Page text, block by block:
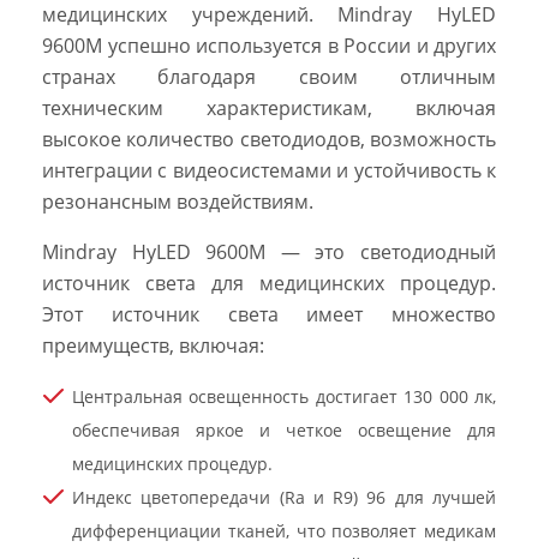
медицинских учреждений. Mindray HyLED
9600M успешно используется в России и других
странах благодаря своим отличным
техническим характеристикам, включая
высокое количество светодиодов, возможность
интеграции с видеосистемами и устойчивость к
резонансным воздействиям.
Mindray HyLED 9600M — это светодиодный
источник света для медицинских процедур.
Этот источник света имеет множество
преимуществ, включая:
Центральная освещенность достигает 130 000 лк,
обеспечивая яркое и четкое освещение для
медицинских процедур.
Индекс цветопередачи (Ra и R9) 96 для лучшей
дифференциации тканей, что позволяет медикам